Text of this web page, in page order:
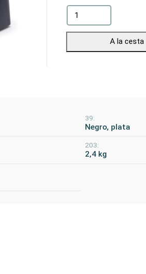
A la cesta
39:
Negro, plata
203:
2,4 kg